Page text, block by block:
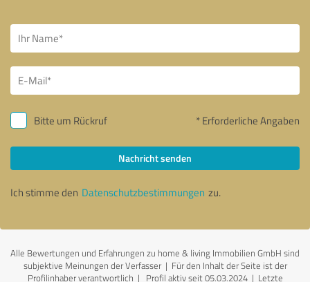
Bitte um Rückruf * Erforderliche Angaben
Nachricht senden
Ich stimme den Datenschutzbestimmungen zu.
Alle Bewertungen und Erfahrungen zu home & living Immobilien GmbH sind
subjektive Meinungen der Verfasser | Für den Inhalt der Seite ist der
Profilinhaber verantwortlich | Profil aktiv seit 05.03.2024 | Letzte